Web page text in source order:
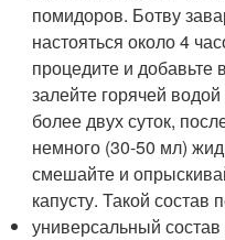
помидоров. Ботву
настояться около 4
процедите и
залейте горячей
более двух суток,
немного (30-50 мл)
смешайте и
капусту. Такой состав
универсальный